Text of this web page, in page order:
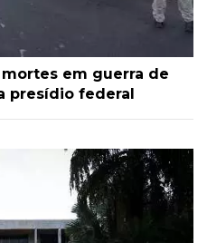
em guerra de
presídio federal